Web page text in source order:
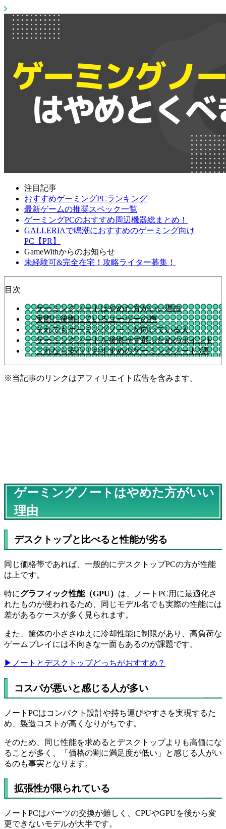
注目記事
おすすめゲーミングPCランキング
最新ゲームの推奨スペック一覧
ゲーミングPCのおすすめ周辺機器総まとめ！
GALLERIAで鳴潮におすすめのゲーミング向け
PC【PR】
GameWithからのお知らせ
未経験可&完全在宅！攻略ライター募集！
目次
ゲーミングノートはやめた方がいい理由
実際に後悔しているユーザーの声
それでもゲーミングノートが向いている人
ゲーミングノートを後悔せず選ぶためのポイント
これなら安心！おすすめのゲーミングノート3選
※当記事のリンクはアフィリエイト広告を含みます。
ゲーミングノートはやめた方がいい
理由
デスクトップと比べると性能が劣る
同じ価格帯であれば、一般的にデスクトップPCの方が性能
は上です。
特にグラフィック性能（GPU） は、ノートPC用に最適化さ
れたものが使われるため、同じモデル名でも実際の性能には
差があるケースが多く見られます。
また、筐体の小ささゆえに冷却性能に制限があり、高負荷な
ゲームプレイには不向きな一面もあるのが課題です。
▶ノートとデスクトップどっちがおすすめ？
コスパが悪いと感じる人が多い
ノートPCはコンパクト設計や持ち運びやすさを実現するた
め、製造コストが高くなりがちです。
そのため、同じ性能を求めるとデスクトップよりも高価にな
ることが多く、「価格の割に満足度が低い」と感じる人がい
るのも事実となります。
拡張性が限られている
ノートPCはパーツの交換が難しく、CPUやGPUを後から変
更できないモデルが大半です。